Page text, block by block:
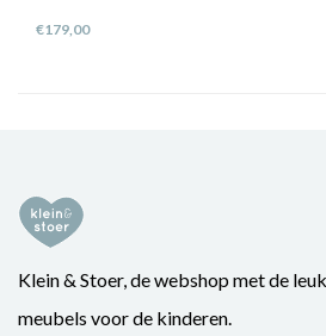
€179,00
Klein & Stoer, de webshop met de
meubels voor de kinderen.